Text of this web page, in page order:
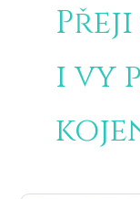
Přeji
i vy